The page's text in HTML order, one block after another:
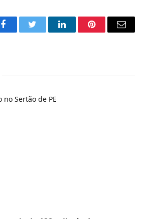
FacebookTwitter LinkedInPinterestEmail